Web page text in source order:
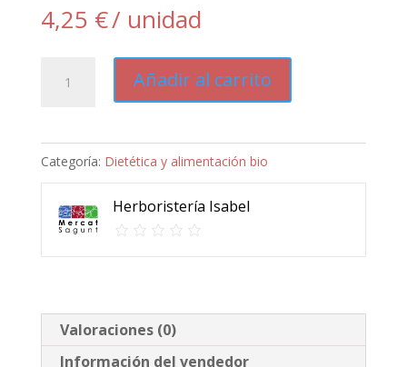
4,25 €/ unidad
hierbas
Cardo
Mariano
cantidad
Añadir al carrito
Categoría: Dietética y alimentación bio
Herboristería Isabel
Valoraciones (0)
Información del vendedor